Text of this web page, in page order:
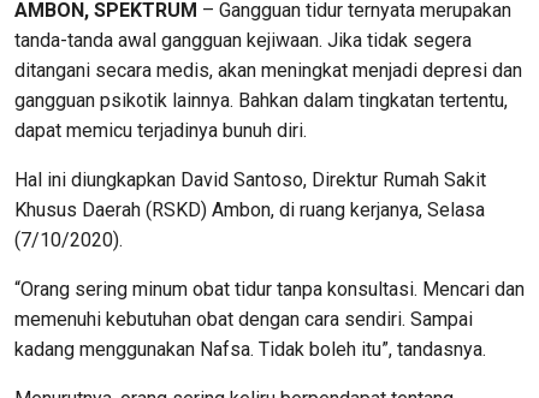
AMBON, SPEKTRUM – Gangguan tidur ternyata merupakan
tanda-tanda awal gangguan kejiwaan. Jika tidak segera
ditangani secara medis, akan meningkat menjadi depresi dan
gangguan psikotik lainnya. Bahkan dalam tingkatan tertentu,
dapat memicu terjadinya bunuh diri.
Hal ini diungkapkan David Santoso, Direktur Rumah Sakit
Khusus Daerah (RSKD) Ambon, di ruang kerjanya, Selasa
(7/10/2020).
“Orang sering minum obat tidur tanpa konsultasi. Mencari dan
memenuhi kebutuhan obat dengan cara sendiri. Sampai
kadang menggunakan Nafsa. Tidak boleh itu”, tandasnya.